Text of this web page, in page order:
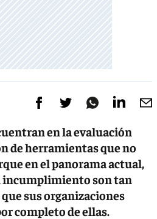
en la evaluación
de herramientas que no
en el panorama actual,
incumplimiento son tan
sus organizaciones
completo de ellas.